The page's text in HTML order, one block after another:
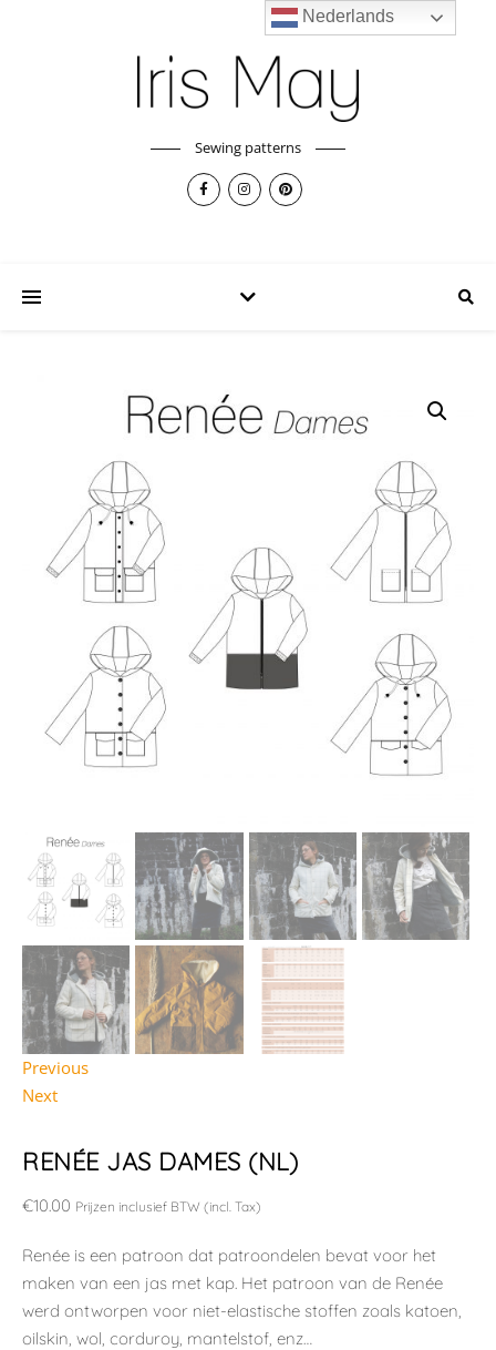
Sewing patterns
Previous
Next
RENÉE JAS DAMES (NL)
€10.00 Prijzen inclusief BTW (incl. Tax)
Renée is een patroon dat patroondelen bevat voor het
maken van een jas met kap. Het patroon van de Renée
werd ontworpen voor niet-elastische stoffen zoals katoen,
oilskin, wol, corduroy, mantelstof, enz…
Nederlands